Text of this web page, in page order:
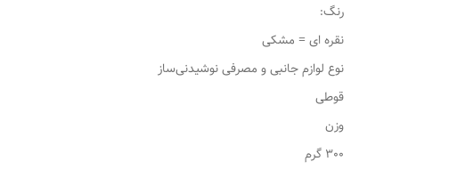
رنگ:
نقره ای = مشکی
نوع لوازم جانبی و مصرفی نوشیدنی‌ساز
قوطی
وزن
300 گرم